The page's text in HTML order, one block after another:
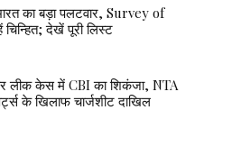
का बड़ा पलटवार, Survey of
देखें पूरी लिस्ट
लीक केस में CBI का शिकंजा, NTA
के खिलाफ चार्जशीट दाखिल